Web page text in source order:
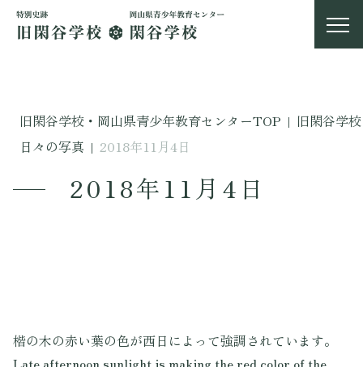
旧閑谷学校・岡山県青少年教育センターTOP | 旧閑谷学校
日々の写真 | 2018年11月4日
2018年11月4日
楷の木の赤い葉の色が西日によって強調されています。
Late afternoon sunlight is making the red color of the